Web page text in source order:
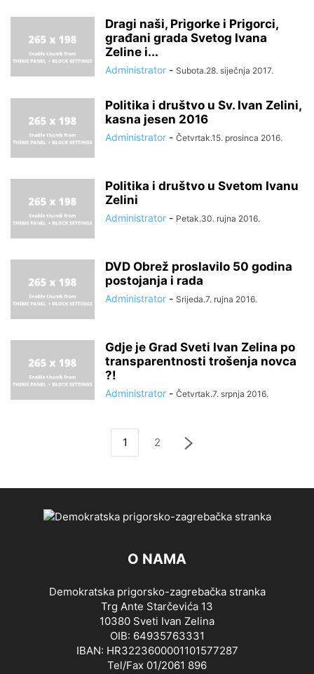
Dragi naši, Prigorke i Prigorci,
građani grada Svetog Ivana
Zeline i...
Administrator - Subota.28. siječnja 2017.
Politika i društvo u Sv. Ivan Zelini,
kasna jesen 2016
Administrator - Četvrtak.15. prosinca 2016.
Politika i društvo u Svetom Ivanu
Zelini
Administrator - Petak.30. rujna 2016.
DVD Obrež proslavilo 50 godina
postojanja i rada
Administrator - Srijeda.7. rujna 2016.
Gdje je Grad Sveti Ivan Zelina po
transparentnosti trošenja novca
?!
Administrator - Četvrtak.7. srpnja 2016.
1 2
O NAMA
Demokratska prigorsko-zagrebačka stranka
Trg Ante Starčevića 13
10380 Sveti Ivan Zelina
OIB: 64935763331
IBAN: HR3223600001101577287
Tel/Fax 01/2061 896